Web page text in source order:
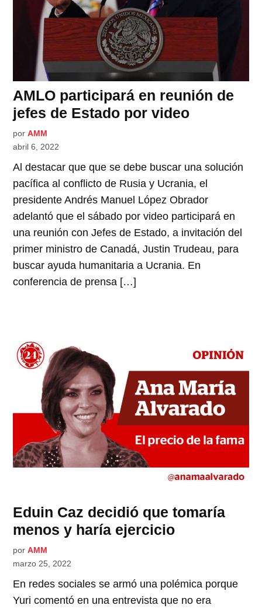
AMLO participará en reunión de
jefes de Estado por video
por AMM
abril 6, 2022
Al destacar que que se debe buscar una solución
pacífica al conflicto de Rusia y Ucrania, el
presidente Andrés Manuel López Obrador
adelantó que el sábado por video participará en
una reunión con Jefes de Estado, a invitación del
primer ministro de Canadá, Justin Trudeau, para
buscar ayuda humanitaria a Ucrania. En
conferencia de prensa […]
Eduin Caz decidió que tomaría
menos y haría ejercicio
por AMM
marzo 25, 2022
En redes sociales se armó una polémica porque
Yuri comentó en una entrevista que no era